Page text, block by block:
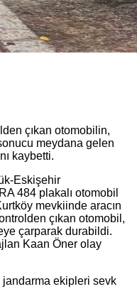
çıkan otomobilin,
meydana gelen
kaybetti.
Eskişehir
484 plakalı otomobil
mevkiinde aracın
çıkan otomobil,
çarparak durabildi.
Kaan Öner olay
jandarma ekipleri sevk